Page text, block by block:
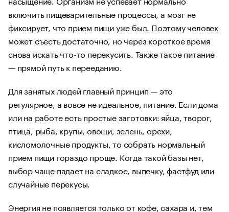
включить пищеварительные процессы, а мозг не
фиксирует, что прием пищи уже был. Поэтому человек
может съесть достаточно, но через короткое время
снова искать что-то перекусить. Также такое питание
— прямой путь к перееданию.
Для занятых людей главный принцип — это
регулярное, а вовсе не идеальное, питание. Если дома
или на работе есть простые заготовки: яйца, творог,
птица, рыба, крупы, овощи, зелень, орехи,
кисломолочные продукты, то собрать нормальный
прием пищи гораздо проще. Когда такой базы нет,
выбор чаще падает на сладкое, выпечку, фастфуд или
случайные перекусы.
Энергия не появляется только от кофе, сахара и, тем